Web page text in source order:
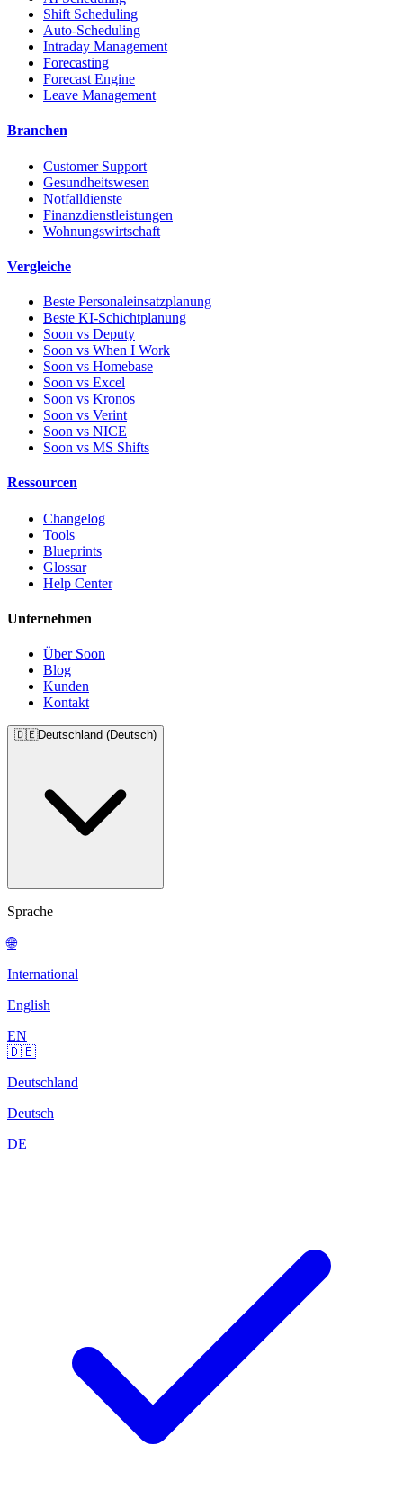
Shift Scheduling
Auto-Scheduling
Intraday Management
Forecasting
Forecast Engine
Leave Management
Branchen
Customer Support
Gesundheitswesen
Notfalldienste
Finanzdienstleistungen
Wohnungswirtschaft
Vergleiche
Beste Personaleinsatzplanung
Beste KI-Schichtplanung
Soon vs Deputy
Soon vs When I Work
Soon vs Homebase
Soon vs Excel
Soon vs Kronos
Soon vs Verint
Soon vs NICE
Soon vs MS Shifts
Ressourcen
Changelog
Tools
Blueprints
Glossar
Help Center
Unternehmen
Über Soon
Blog
Kunden
Kontakt
🇩🇪Deutschland (Deutsch)
Sprache
🌐
International
English
EN
🇩🇪
Deutschland
Deutsch
DE